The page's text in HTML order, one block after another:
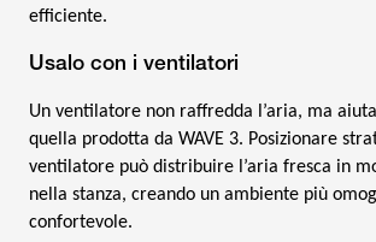
efficiente.
Usalo con i ventilatori
Un ventilatore non raffredda l’aria, ma
quella prodotta da WAVE 3. Posizionare
ventilatore può distribuire l’aria fresca in
nella stanza, creando un ambiente più
confortevole.